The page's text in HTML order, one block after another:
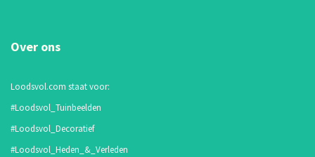
Over ons
Loodsvol.com staat voor:
#Loodsvol_Tuinbeelden
#Loodsvol_Decoratief
#Loodsvol_Heden_&_Verleden